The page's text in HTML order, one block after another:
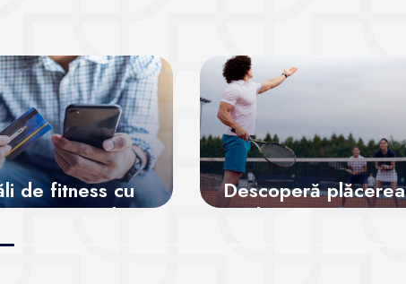
de fitness cu
online
Descoperă plăcerea
de a juca tenis